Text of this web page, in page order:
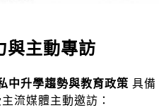
與主動專訪
中升學趨勢與教育政策 具備
流媒體主動邀訪：